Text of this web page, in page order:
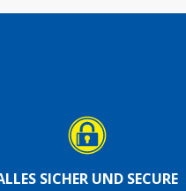
SICHER UND SECURE